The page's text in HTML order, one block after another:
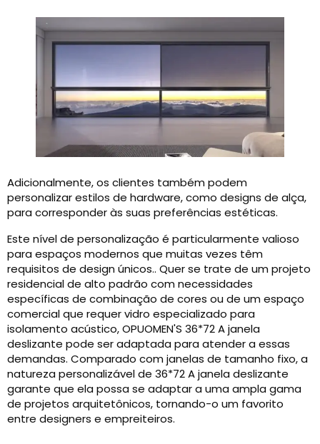
Adicionalmente, os clientes também podem
personalizar estilos de hardware, como designs de alça,
para corresponder às suas preferências estéticas.
Este nível de personalização é particularmente valioso
para espaços modernos que muitas vezes têm
requisitos de design únicos.. Quer se trate de um projeto
residencial de alto padrão com necessidades
específicas de combinação de cores ou de um espaço
comercial que requer vidro especializado para
isolamento acústico, OPUOMEN'S 36*72 A janela
deslizante pode ser adaptada para atender a essas
demandas. Comparado com janelas de tamanho fixo, a
natureza personalizável de 36*72 A janela deslizante
garante que ela possa se adaptar a uma ampla gama
de projetos arquitetônicos, tornando-o um favorito
entre designers e empreiteiros.